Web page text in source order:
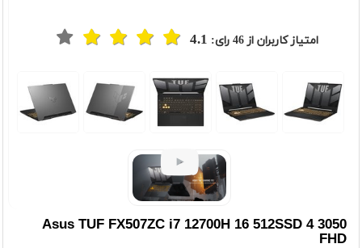
امتیاز کاربران از46 رای: 4.1
Asus TUF FX507ZC i7 12700H 16 512SSD 4 3050
FHD